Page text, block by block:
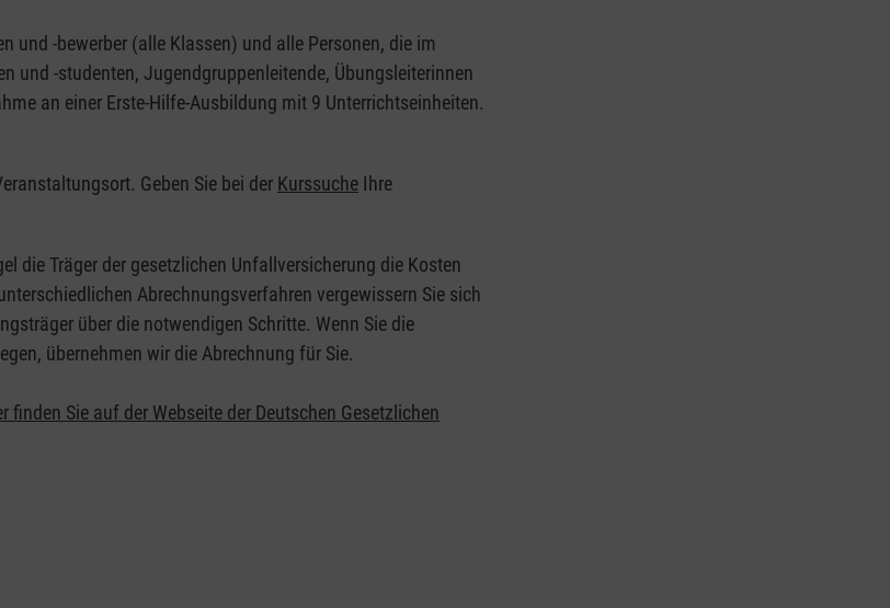
und -bewerber (alle Klassen) und alle Personen, die im
und -studenten, Jugendgruppenleitende, Übungsleiterinnen
an einer Erste-Hilfe-Ausbildung mit 9 Unterrichtseinheiten.
Geben Sie bei der Kurssuche Ihre
die Träger der gesetzlichen Unfallversicherung die Kosten
Abrechnungsverfahren vergewissern Sie sich
über die notwendigen Schritte. Wenn Sie die
übernehmen wir die Abrechnung für Sie.
Sie auf der Webseite der Deutschen Gesetzlichen